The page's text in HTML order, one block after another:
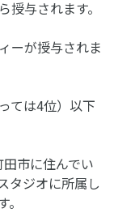
授与されます。
ーが授与されま
ては4位）以下
田市に住んでい
タジオに所属し